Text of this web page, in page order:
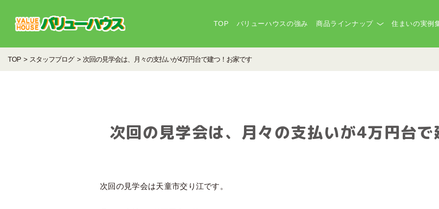
TOP バリューハウスの強み 商品ラインナップ 住まいの実例
TOP スタッフブログ 次回の見学会は、月々の支払いが4万円台で建つ！お家です
次回の見学会は、月々の支払いが4万円台
次回の見学会は天童市交り江です。